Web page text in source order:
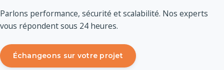
Parlons performance, sécurité et scalabilité. Nos experts
vous répondent sous 24 heures.
Échangeons sur votre projet